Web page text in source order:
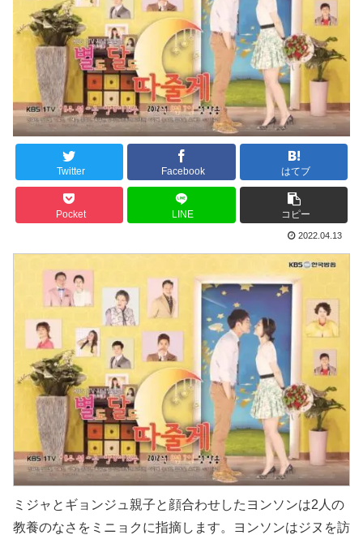
Twitter Facebook はてブ
Pocket LINE コピー
2022.04.13
ミジャとギョンジュ親子と顔合わせしたヨンソンは2人の
教養のなさをミニョクに指摘します。ヨンソンはジヌを訪